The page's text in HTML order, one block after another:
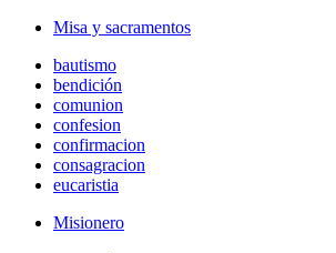
Misa y sacramentos
bautismo
bendición
comunion
confesion
confirmacion
consagracion
eucaristia
Misionero